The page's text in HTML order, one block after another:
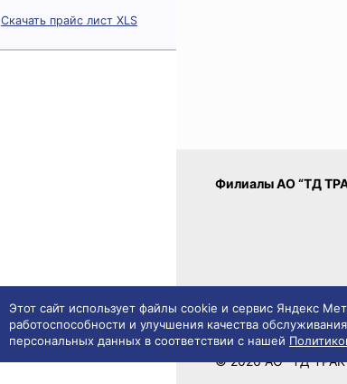
Этот сайт использует файлы cookie и сервис Яндекс
работоспособности и улучшения качества
персональных данных в соответствии с нашей
Скачать прайс лист XLS
Филиалы АО “ТД
Правила сайта
© 2026 АО "ТД